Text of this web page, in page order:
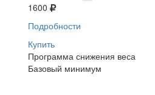
1600
Подробности
Купить
Программа снижения веса
Базовый минимум